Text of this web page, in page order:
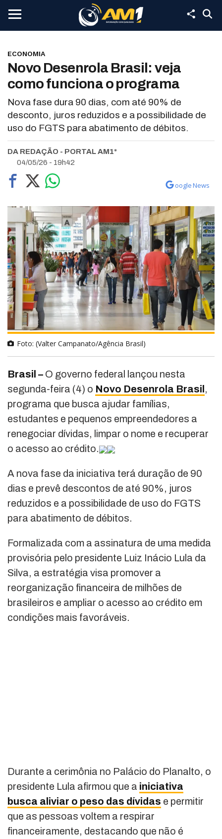
ECONOMIA
Novo Desenrola Brasil: veja
como funciona o programa
Nova fase dura 90 dias, com até 90% de
desconto, juros reduzidos e a possibilidade de
uso do FGTS para abatimento de débitos.
DA REDAÇÃO - PORTAL AM1*
04/05/26 - 19h42
oogle News
Foto: (Valter Campanato/Agência Brasil)
Brasil – O governo federal lançou nesta
segunda-feira (4) o Novo Desenrola Brasil ,
programa que busca ajudar famílias,
estudantes e pequenos empreendedores a
renegociar dívidas, limpar o nome e recuperar
o acesso ao crédito.
A nova fase da iniciativa terá duração de 90
dias e prevê descontos de até 90%, juros
reduzidos e a possibilidade de uso do FGTS
para abatimento de débitos.
Formalizada com a assinatura de uma medida
provisória pelo presidente Luiz Inácio Lula da
Silva, a estratégia visa promover a
reorganização financeira de milhões de
brasileiros e ampliar o acesso ao crédito em
condições mais favoráveis.
Durante a cerimônia no Palácio do Planalto, o
presidente Lula afirmou que a iniciativa
busca aliviar o peso das dívidas e permitir
que as pessoas voltem a respirar
financeiramente, destacando que não é